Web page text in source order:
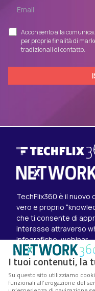
Acconsento alla
per proprie finalità di
tradizionali di contatto.
TechFlix360 è il
vero e proprio
che ti consente di
interesse attraverso
infografiche, webinar.
Esplora i
Canali
White paper
Eventi on demand
I tuoi contenuti, la
Su questo sito utilizziamo
funzionali all’erogazione del